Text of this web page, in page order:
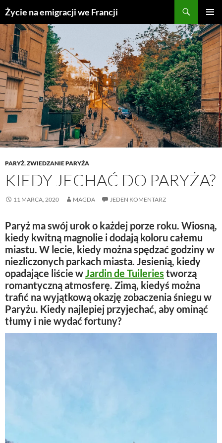
Przejdź
do
treści
Życie na emigracji we Francji
MENU
PARYŻ,ZWIEDZANIE PARYŻA
KIEDY JECHAĆ DO PARYŻA?
11 MARCA, 2020 MAGDA JEDEN KOMENTARZ
Paryż ma swój urok o każdej porze roku. Wiosną,
kiedy kwitną magnolie i dodają koloru całemu
miastu. W lecie, kiedy można spędzać godziny w
niezliczonych parkach miasta. Jesienią, kiedy
opadające liście w Jardin de Tuileries tworzą
romantyczną atmosferę. Zimą, kiedyś można
trafić na wyjątkową okazję zobaczenia śniegu w
Paryżu. Kiedy najlepiej przyjechać, aby ominąć
tłumy i nie wydać fortuny?